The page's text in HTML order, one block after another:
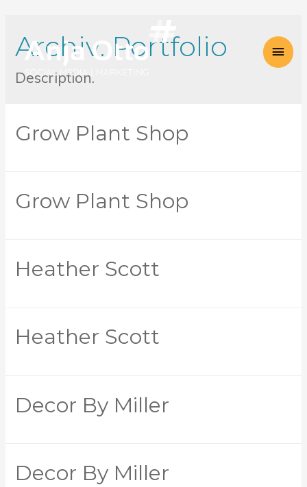
Archiv: Portfolio
Description.
Grow Plant Shop
Grow Plant Shop
Heather Scott
Heather Scott
Decor By Miller
Decor By Miller